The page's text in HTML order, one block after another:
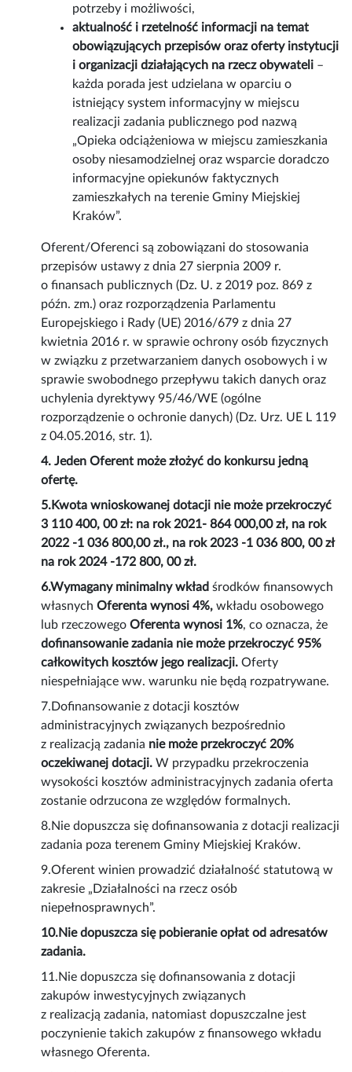
potrzeby i możliwości,
aktualność i rzetelność informacji na temat
obowiązujących przepisów oraz oferty instytucji
i organizacji działających na rzecz obywateli –
każda porada jest udzielana w oparciu o
istniejący system informacyjny w miejscu
realizacji zadania publicznego pod nazwą
„Opieka odciążeniowa w miejscu zamieszkania
osoby niesamodzielnej oraz wsparcie doradczo
informacyjne opiekunów faktycznych
zamieszkałych na terenie Gminy Miejskiej
Kraków”.
Oferent/Oferenci są zobowiązani do stosowania
przepisów ustawy z dnia 27 sierpnia 2009 r.
o finansach publicznych (Dz. U. z 2019 poz. 869 z
późn. zm.) oraz rozporządzenia Parlamentu
Europejskiego i Rady (UE) 2016/679 z dnia 27
kwietnia 2016 r. w sprawie ochrony osób fizycznych
w związku z przetwarzaniem danych osobowych i w
sprawie swobodnego przepływu takich danych oraz
uchylenia dyrektywy 95/46/WE (ogólne
rozporządzenie o ochronie danych) (Dz. Urz. UE L 119
z 04.05.2016, str. 1).
4. Jeden Oferent może złożyć do konkursu jedną
ofertę.
5.Kwota wnioskowanej dotacji nie może przekroczyć
3 110 400, 00 zł: na rok 2021- 864 000,00 zł, na rok
2022 -1 036 800,00 zł., na rok 2023 -1 036 800, 00 zł
na rok 2024 -172 800, 00 zł.
6.Wymagany minimalny wkładśrodków finansowych
własnychOferenta wynosi 4%, wkładu osobowego
lub rzeczowegoOferenta wynosi 1%, co oznacza, że
dofinansowanie zadania nie może przekroczyć 95%
całkowitych kosztów jego realizacji.Oferty
niespełniające ww. warunku nie będą rozpatrywane.
7.Dofinansowanie z dotacji kosztów
administracyjnych związanych bezpośrednio
z realizacją zadania nie może przekroczyć 20%
oczekiwanej dotacji.W przypadku przekroczenia
wysokości kosztów administracyjnych zadania oferta
zostanie odrzucona ze względów formalnych.
8.Nie dopuszcza się dofinansowania z dotacji realizacji
zadania poza terenem Gminy Miejskiej Kraków.
9.Oferent winien prowadzić działalność statutową w
zakresie „Działalności na rzecz osób
niepełnosprawnych”.
10.Nie dopuszcza się pobieranie opłat od adresatów
zadania.
11.Nie dopuszcza się dofinansowania z dotacji
zakupów inwestycyjnych związanych
z realizacją zadania, natomiast dopuszczalne jest
poczynienie takich zakupów z finansowego wkładu
własnego Oferenta.